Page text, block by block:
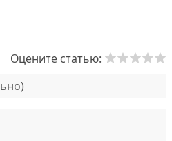
Оцените статью: